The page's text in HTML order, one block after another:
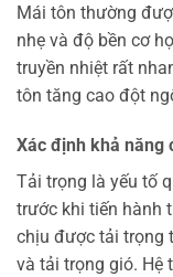
Mái tôn thường
nhẹ và độ bền cơ
truyền nhiệt rất
tôn tăng cao đột
Xác định khả năng
Tải trọng là yếu tố
trước khi tiến hành
chịu được tải trọng
và tải trọng gió. Hệ